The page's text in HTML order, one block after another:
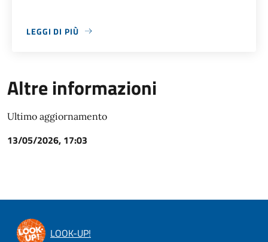
LEGGI DI PIÙ
ABOUT ALFONSO IN BICICLETTA
Altre informazioni
Ultimo aggiornamento
13/05/2026, 17:03
LOOK-UP!